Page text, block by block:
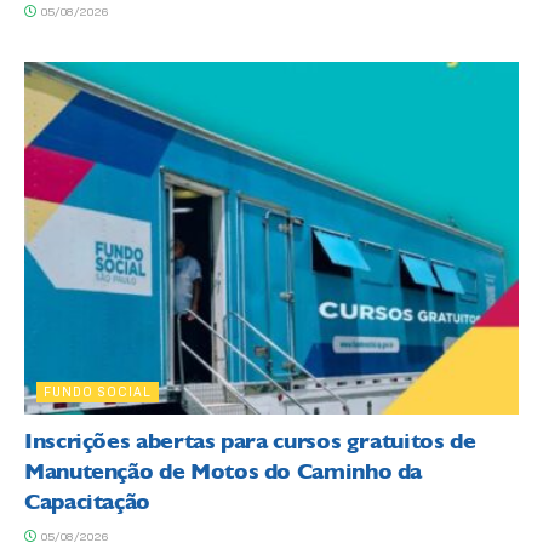
05/08/2026
FUNDO SOCIAL
Inscrições abertas para cursos gratuitos de
Manutenção de Motos do Caminho da
Capacitação
05/08/2026